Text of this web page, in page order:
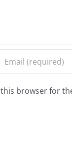
browser for